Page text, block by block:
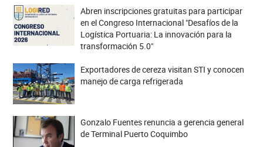
Abren inscripciones gratuitas para participar
en el Congreso Internacional "Desafíos de la
Logística Portuaria: La innovación para la
transformación 5.0"
Exportadores de cereza visitan STI y conocen
manejo de carga refrigerada
Gonzalo Fuentes renuncia a gerencia general
de Terminal Puerto Coquimbo